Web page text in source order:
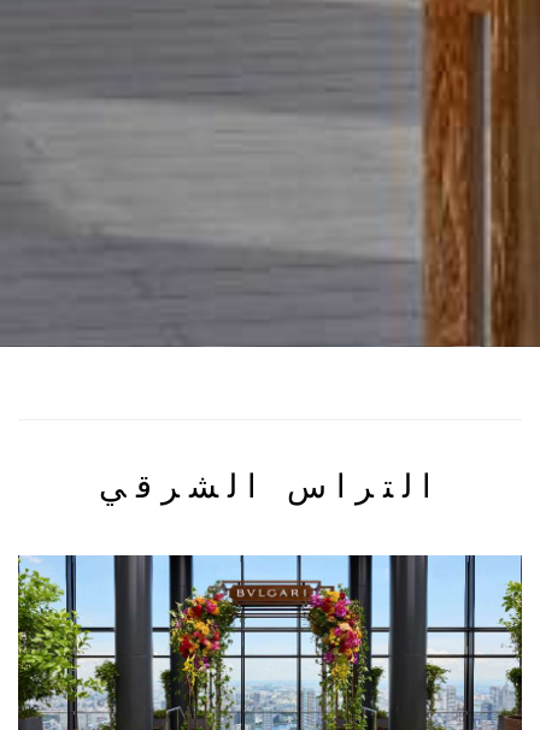
التراس الشرقي